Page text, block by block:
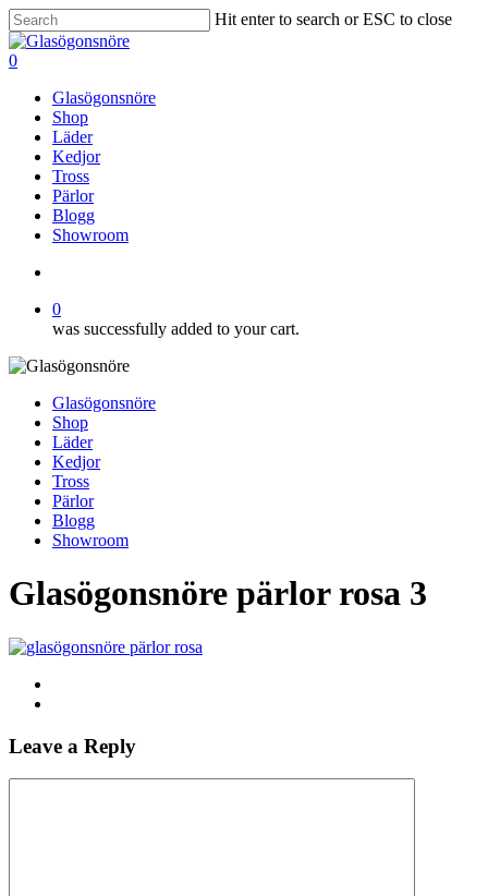
Skip
to
main
Hit enter to search or ESC to close
Close
Search
search
0
Glasögonsnöre
Shop
Läder
Kedjor
Tross
Pärlor
Blogg
Showroom
0
was successfully added to your cart.
Glasögonsnöre
Shop
Läder
Kedjor
Tross
Pärlor
Blogg
Showroom
Glasögonsnöre pärlor rosa 3
Leave a Reply